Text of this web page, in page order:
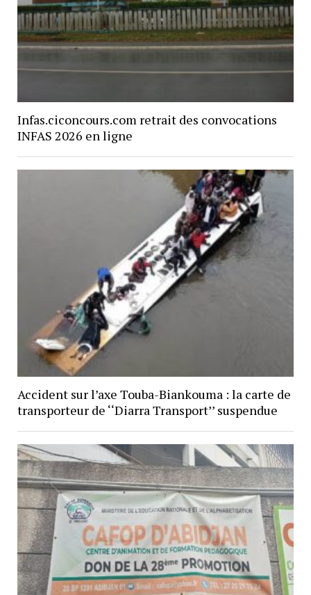
Infas.ciconcours.com retrait des convocations
INFAS 2026 en ligne
Accident sur l’axe Touba-Biankouma : la carte de
transporteur de ‘‘Diarra Transport’’ suspendue